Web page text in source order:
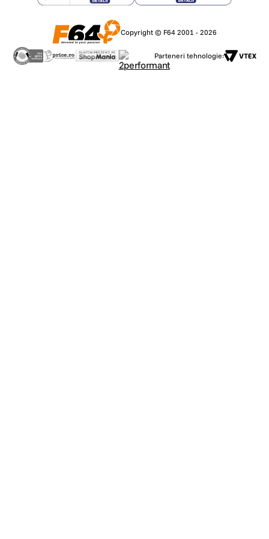
Volum de livrat
4 recipiente individuale de cerneală de câte 65 ml fiecare (negru, cyan,
Copyright © F64 2001 - 2026
Parteneri tehnologie: